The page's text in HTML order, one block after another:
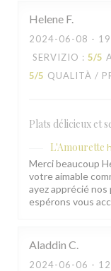
Helene F
2024-06-08 -
SERVIZIO : 5/5
5/5 QUALITÀ /
Plats délicieux et
L'Amourette
Merci beaucoup
votre aimable
ayez apprécié
espérons vous
Aladdin C
2024-06-06 -